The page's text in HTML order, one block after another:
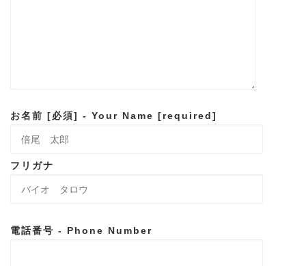
お名前 [必須] - Your Name [required]
フリガナ
電話番号 - Phone Number